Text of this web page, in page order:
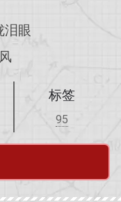
泪眼
标签
95